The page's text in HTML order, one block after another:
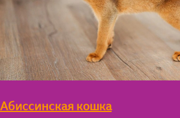
Абиссинская кошка